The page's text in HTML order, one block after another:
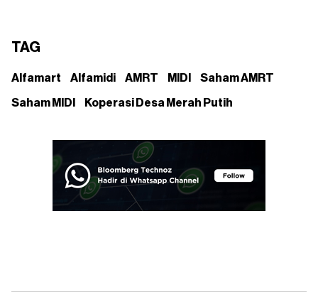
TAG
Alfamart Alfamidi AMRT MIDI Saham AMRT
Saham MIDI Koperasi Desa Merah Putih